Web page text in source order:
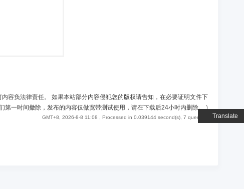
Translate
容负法律责任。 如果本站部分内容侵犯您的版权请告知，在必要证明文件下
第一时间撤除，发布的内容仅做宽带测试使用，请在下载后24小时内删除。)
GMT+8, 2026-8-8 11:08 , Processed in 0.039144 second(s), 7 queries .